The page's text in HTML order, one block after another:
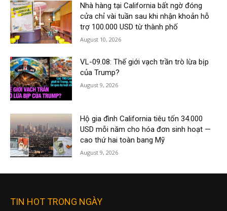
Nhà hàng tại California bất ngờ đóng
cửa chỉ vài tuần sau khi nhận khoản hỗ
trợ 100.000 USD từ thành phố
August 10, 2026
VL-09.08: Thế giới vạch trần trò lừa bịp
của Trump?
August 9, 2026
Hộ gia đình California tiêu tốn 34.000
USD mỗi năm cho hóa đơn sinh hoạt —
cao thứ hai toàn bang Mỹ
August 9, 2026
TIN HOT TRONG NGÀY